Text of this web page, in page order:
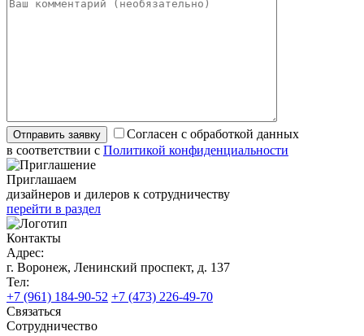
Согласен с обработкой данных
в соответствии с Политикой конфиденциальности
Приглашаем
дизайнеров и дилеров к сотрудничеству
перейти в раздел
Контакты
Адрес:
г. Воронеж, Ленинский проспект, д. 137
Тел:
+7 (961) 184-90-52 +7 (473) 226-49-70
Связаться
Сотрудничество